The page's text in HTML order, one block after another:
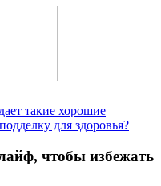
такие хорошие
для здоровья?
чтобы избежать